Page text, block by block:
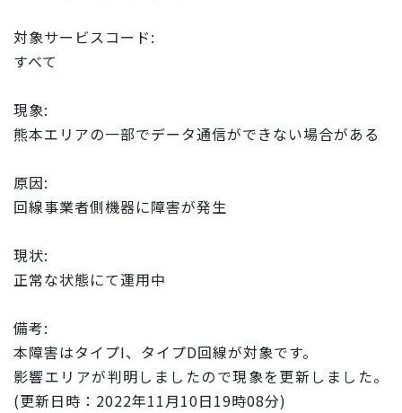
対象サービスコード:
すべて
現象:
熊本エリアの一部でデータ通信ができない場合がある
原因:
回線事業者側機器に障害が発生
現状:
正常な状態にて運用中
備考:
本障害はタイプI、 タイプD回線が対象です。
影響エリアが判明しましたので現象を更新しました。
(更新日時：2022年11月10日19時08分)